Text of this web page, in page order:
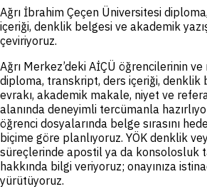
Ağrı İbrahim Çeçen Üniversitesi
içeriği, denklik belgesi ve akademik
çeviriyoruz.
Ağrı Merkez’deki AİÇÜ öğrencilerinin ve
diploma, transkript, ders içeriği, denklik
evrakı, akademik makale, niyet ve
alanında deneyimli tercümanla
öğrenci dosyalarında belge sırasını
biçime göre planlıyoruz. YÖK denklik
süreçlerinde apostil ya da konsolosluk
hakkında bilgi veriyoruz; onayınıza
yürütüyoruz.